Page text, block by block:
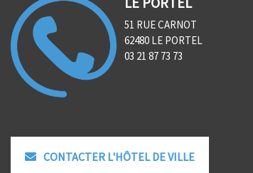
51 RUE CARNOT
62480 LE PORTEL
03 21 87 73 73
CONTACTER L'HÔTEL DE VILLE